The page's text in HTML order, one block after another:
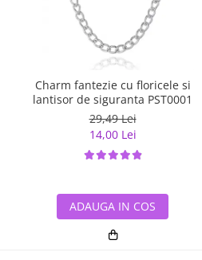
Charm fantezie cu floricele si
lantisor de siguranta PST0001
29,49 Lei
14,00 Lei
ADAUGA IN COS